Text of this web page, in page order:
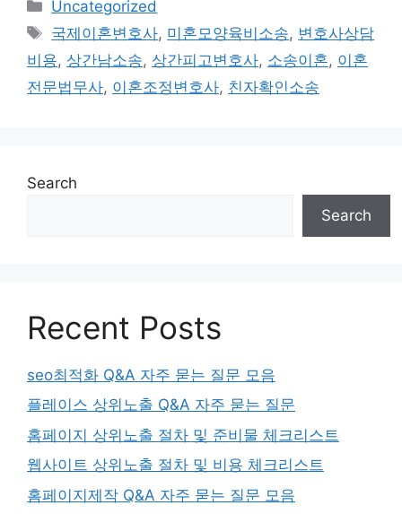
Uncategorized
Tags
국제이혼변호사, 미혼모양육비소송, 변호사상담
비용, 상간남소송, 상간피고변호사, 소송이혼, 이혼
전문법무사, 이혼조정변호사, 친자확인소송
Search
Search
Recent Posts
seo최적화 Q&A 자주 묻는 질문 모음
플레이스 상위노출 Q&A 자주 묻는 질문
홈페이지 상위노출 절차 및 준비물 체크리스트
웹사이트 상위노출 절차 및 비용 체크리스트
홈페이지제작 Q&A 자주 묻는 질문 모음